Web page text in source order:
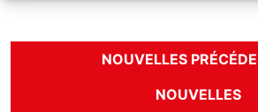
NOUVELLES
NOUVELLES